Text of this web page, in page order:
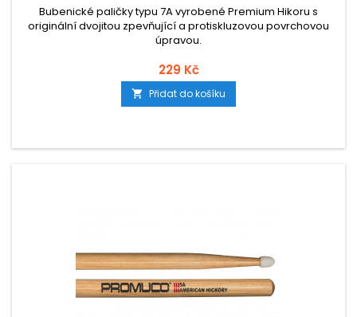
Bubenické paličky typu 7A vyrobené Premium Hikoru s
originální dvojitou zpevňující a protiskluzovou povrchovou
úpravou.
229 Kč
 Přidat do košíku